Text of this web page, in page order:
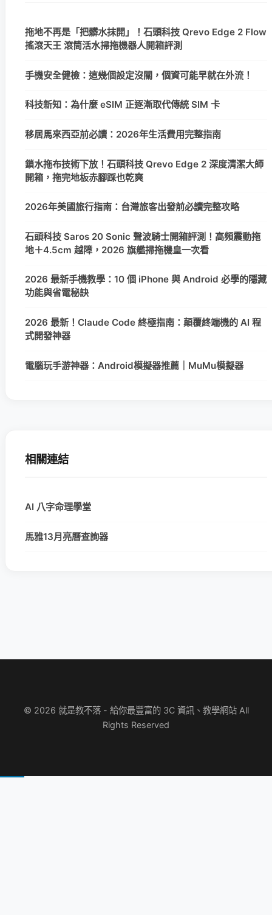
拖地不再是「把髒水抹開」！石頭科技 Qrevo Edge 2 Flow
搖滾天王 滾筒活水掃拖機器人開箱評測
手機安全健檢：這幾個設定沒關，個資可能早就在外流！
科技新知：為什麼 eSIM 正逐漸取代傳統 SIM 卡
移居馬來西亞前必讀：2026年生活費用完整指南
鎖水拖布技術下放！石頭科技 Qrevo Edge 2 深度清潔大師
開箱，拖完地板赤腳踩也乾爽
2026年美國旅行指南：台灣旅客出發前必讀完整攻略
石頭科技 Saros 20 Sonic 聲波騎士開箱評測！高頻震動拖
地＋4.5cm 越障，2026 旗艦掃拖機皇一次看
2026 最新手機教學：10 個 iPhone 與 Android 必學的隱藏
功能與省電秘訣
2026 最新！Claude Code 終極指南：顛覆終端機的 AI 程
式開發神器
電腦玩手游神器：Android模擬器推薦｜MuMu模擬器
相關連結
AI 八字命理學堂
馬雅13月亮曆查詢器
© 2026 就是教不落 - 給你最豐富的 3C 資訊、教學網站 All
Rights Reserved